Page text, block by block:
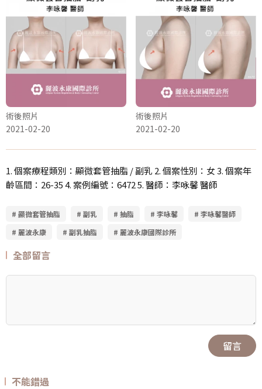
術後照片
2021-02-20
術後照片
2021-02-20
1. 個案療程類別：顯微套管抽脂 / 副乳 2. 個案性別：女 3. 個案年
齡區間：26-35 4. 案例編號：6472 5. 醫師：李咏馨 醫師
# 顯微套管抽脂 # 副乳 # 抽脂 # 李咏馨
# 李咏馨醫師
# 麗波永康
# 副乳抽脂 # 麗波永康國際診所
全部留言
留言
不能錯過